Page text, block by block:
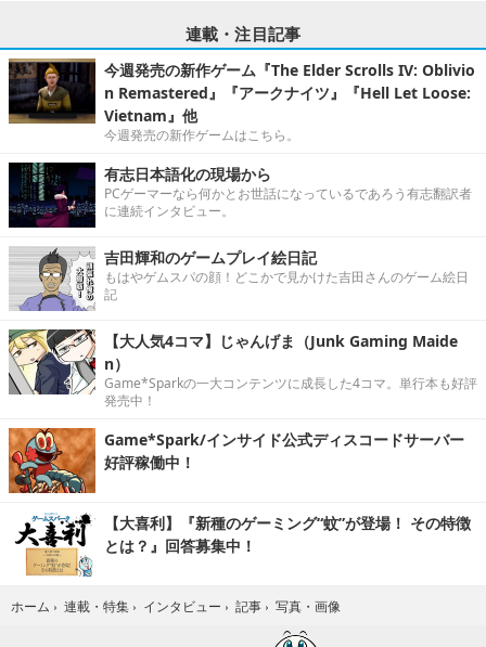
連載・注目記事
今週発売の新作ゲーム『The Elder Scrolls IV: Oblivio
n Remastered』『アークナイツ』『Hell Let Loose:
Vietnam』他
今週発売の新作ゲームはこちら。
有志日本語化の現場から
PCゲーマーなら何かとお世話になっているであろう有志翻訳者
に連続インタビュー。
吉田輝和のゲームプレイ絵日記
もはやゲムスパの顔！どこかで見かけた吉田さんのゲーム絵日
記
【大人気4コマ】じゃんげま（Junk Gaming Maide
n）
Game*Sparkの一大コンテンツに成長した4コマ。単行本も好評
発売中！
Game*Spark/インサイド公式ディスコードサーバー
好評稼働中！
【大喜利】『新種のゲーミング“蚊”が登場！ その特徴
とは？』回答募集中！
ホーム › 連載・特集 › インタビュー › 記事 › 写真・画像